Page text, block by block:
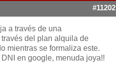
#11202
a través de una
del plan alquila de
mientras se formaliza este.
en google, menuda joya!!